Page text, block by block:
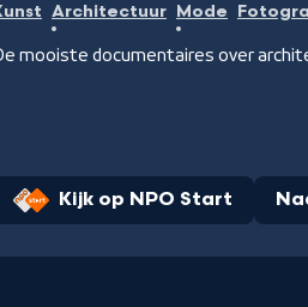
Architectuur Mode
mooiste documentaires over
Kijk op NPO Start